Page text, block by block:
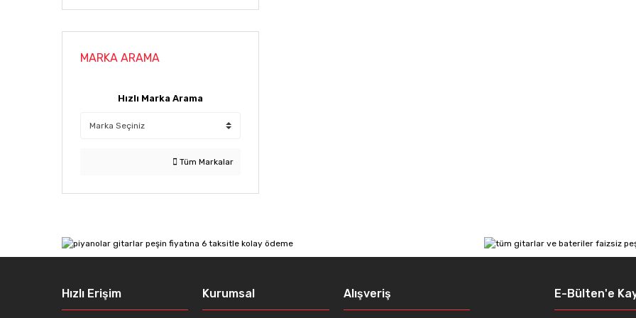
MARKA ARAMA
Hızlı Marka Arama
Tüm Markalar
Hızlı Erişim Kurumsal Alışveriş E-Bülten'e